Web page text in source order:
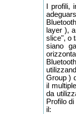
I profili,
layer ),
slice", o
siano
Group )
il
da
Profilo
il: